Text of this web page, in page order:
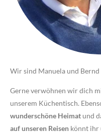
Wir sind Manuela und
Gerne verwöhnen wir dich
unserem Küchentisch.
wunderschöne Heimat und
auf unseren Reisen könnt ihr